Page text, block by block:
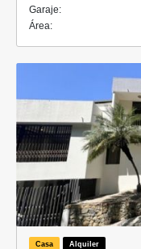
Garaje:
Área:
Casa Alquiler